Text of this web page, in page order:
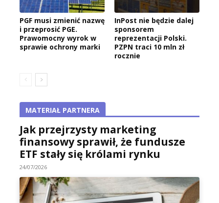
PGF musi zmienić nazwę
i przeprosić PGE.
Prawomocny wyrok w
sprawie ochrony marki
InPost nie będzie dalej
sponsorem
reprezentacji Polski.
PZPN traci 10 mln zł
rocznie
MATERIAŁ PARTNERA
Jak przejrzysty marketing
finansowy sprawił, że fundusze
ETF stały się królami rynku
24/07/2026